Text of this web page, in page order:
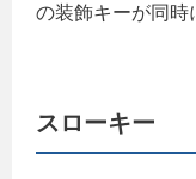
の装飾キーが同時
スローキー